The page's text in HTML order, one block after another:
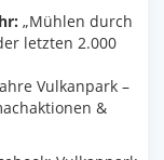
„Mühlen durch
letzten 2.000
Vulkanpark –
&